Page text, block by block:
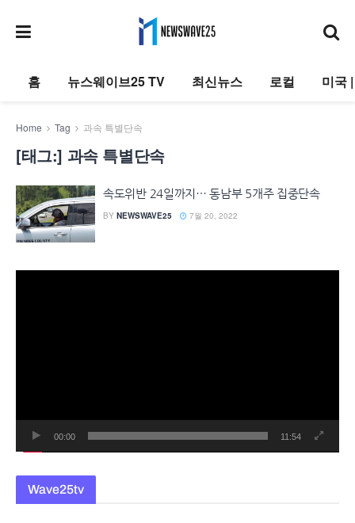
홈 뉴스웨이브25 TV 최신뉴스 로컬 미국
Home Tag 과속 특별단속
[태그:] 과속 특별단속
속도위반 24일까지… 동남부 5개주 집중단속
BY NEWSWAVE25 7월 20, 2022
00:00 11:54
Wave25tv